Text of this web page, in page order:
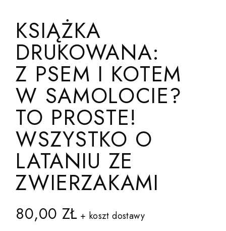
KSIĄŻKA
DRUKOWANA:
Z PSEM I KOTEM
W SAMOLOCIE?
TO PROSTE!
WSZYSTKO O
LATANIU ZE
ZWIERZAKAMI
80,00 ZŁ